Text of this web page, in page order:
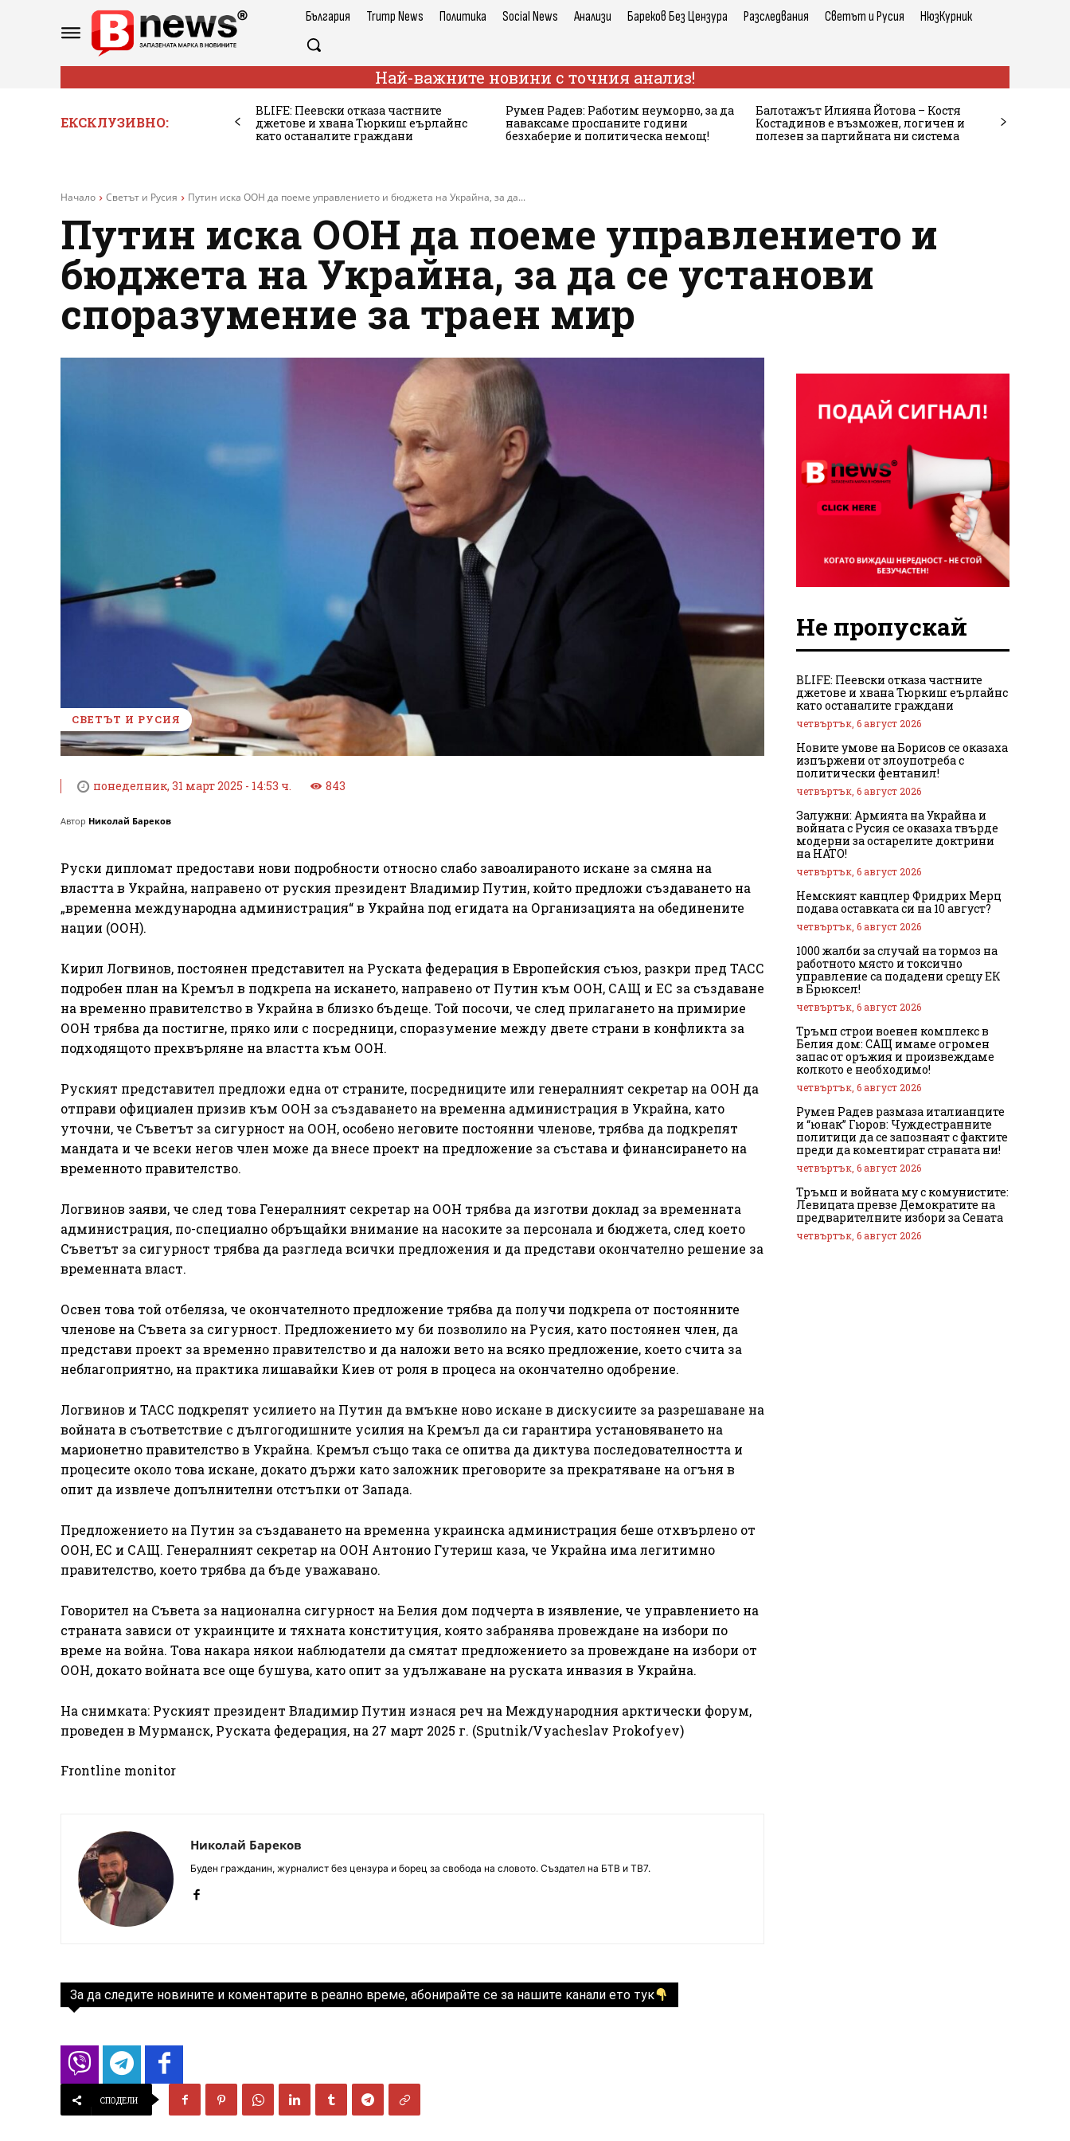
България Trump News Политика Social News Анализи Бареков Без Цензура Разследвания Светът и Русия НюзКурник
Най-важните новини с точния анализ!
ЕКСКЛУЗИВНО:
BLIFE: Пеевски отказа частните
джетове и хвана Тюркиш еърлайнс
като останалите граждани
Румен Радев: Работим неуморно, за да
наваксаме проспаните години
безхаберие и политическа немощ!
Балотажът Илияна Йотова – Костя
Костадинов е възможен, логичен и
полезен за партийната ни система
Начало Светът и Русия Путин иска ООН да поеме управлението и бюджета на Украйна, за да...
Путин иска ООН да поеме управлението и
бюджета на Украйна, за да се установи
споразумение за траен мир
СВЕТЪТ И РУСИЯ
понеделник, 31 март 2025 - 14:53 ч. 843
Автор Николай Бареков
Руски дипломат предостави нови подробности относно слабо завоалираното искане за смяна на
властта в Украйна, направено от руския президент Владимир Путин, който предложи създаването на
„временна международна администрация“ в Украйна под егидата на Организацията на обединените
нации (ООН).
Кирил Логвинов, постоянен представител на Руската федерация в Европейския съюз, разкри пред ТАСС
подробен план на Кремъл в подкрепа на искането, направено от Путин към ООН, САЩ и ЕС за създаване
на временно правителство в Украйна в близко бъдеще. Той посочи, че след прилагането на примирие
ООН трябва да постигне, пряко или с посредници, споразумение между двете страни в конфликта за
подходящото прехвърляне на властта към ООН.
Руският представител предложи една от страните, посредниците или генералният секретар на ООН да
отправи официален призив към ООН за създаването на временна администрация в Украйна, като
уточни, че Съветът за сигурност на ООН, особено неговите постоянни членове, трябва да подкрепят
мандата и че всеки негов член може да внесе проект на предложение за състава и финансирането на
временното правителство.
Логвинов заяви, че след това Генералният секретар на ООН трябва да изготви доклад за временната
администрация, по-специално обръщайки внимание на насоките за персонала и бюджета, след което
Съветът за сигурност трябва да разгледа всички предложения и да представи окончателно решение за
временната власт.
Освен това той отбеляза, че окончателното предложение трябва да получи подкрепа от постоянните
членове на Съвета за сигурност. Предложението му би позволило на Русия, като постоянен член, да
представи проект за временно правителство и да наложи вето на всяко предложение, което счита за
неблагоприятно, на практика лишавайки Киев от роля в процеса на окончателно одобрение.
Логвинов и ТАСС подкрепят усилието на Путин да вмъкне ново искане в дискусиите за разрешаване на
войната в съответствие с дългогодишните усилия на Кремъл да си гарантира установяването на
марионетно правителство в Украйна. Кремъл също така се опитва да диктува последователността и
процесите около това искане, докато държи като заложник преговорите за прекратяване на огъня в
опит да извлече допълнителни отстъпки от Запада.
Предложението на Путин за създаването на временна украинска администрация беше отхвърлено от
ООН, ЕС и САЩ. Генералният секретар на ООН Антонио Гутериш каза, че Украйна има легитимно
правителство, което трябва да бъде уважавано.
Говорител на Съвета за национална сигурност на Белия дом подчерта в изявление, че управлението на
страната зависи от украинците и тяхната конституция, която забранява провеждане на избори по
време на война. Това накара някои наблюдатели да смятат предложението за провеждане на избори от
ООН, докато войната все още бушува, като опит за удължаване на руската инвазия в Украйна.
На снимката: Руският президент Владимир Путин изнася реч на Международния арктически форум,
проведен в Мурманск, Руската федерация, на 27 март 2025 г. (Sputnik/Vyacheslav Prokofyev)
Frontline monitor
Николай Бареков
Буден гражданин, журналист без цензура и борец за свобода на словото. Създател на БТВ и ТВ7.
За да следите новините и коментарите в реално време, абонирайте се за нашите канали ето тук
СПОДЕЛИ
Не пропускай
BLIFE: Пеевски отказа частните
джетове и хвана Тюркиш еърлайнс
като останалите граждани
четвъртък, 6 август 2026
Новите умове на Борисов се оказаха
изпържени от злоупотреба с
политически фентанил!
четвъртък, 6 август 2026
Залужни: Армията на Украйна и
войната с Русия се оказаха твърде
модерни за остарелите доктрини
на НАТО!
четвъртък, 6 август 2026
Немският канцлер Фридрих Мерц
подава оставката си на 10 август?
четвъртък, 6 август 2026
1000 жалби за случай на тормоз на
работното място и токсично
управление са подадени срещу ЕК
в Брюксел!
четвъртък, 6 август 2026
Тръмп строи военен комплекс в
Белия дом: САЩ имаме огромен
запас от оръжия и произвеждаме
колкото е необходимо!
четвъртък, 6 август 2026
Румен Радев размаза италианците
и “юнак” Гюров: Чуждестранните
политици да се запознаят с фактите
преди да коментират страната ни!
четвъртък, 6 август 2026
Тръмп и войната му с комунистите:
Левицата превзе Демократите на
предварителните избори за Сената
четвъртък, 6 август 2026